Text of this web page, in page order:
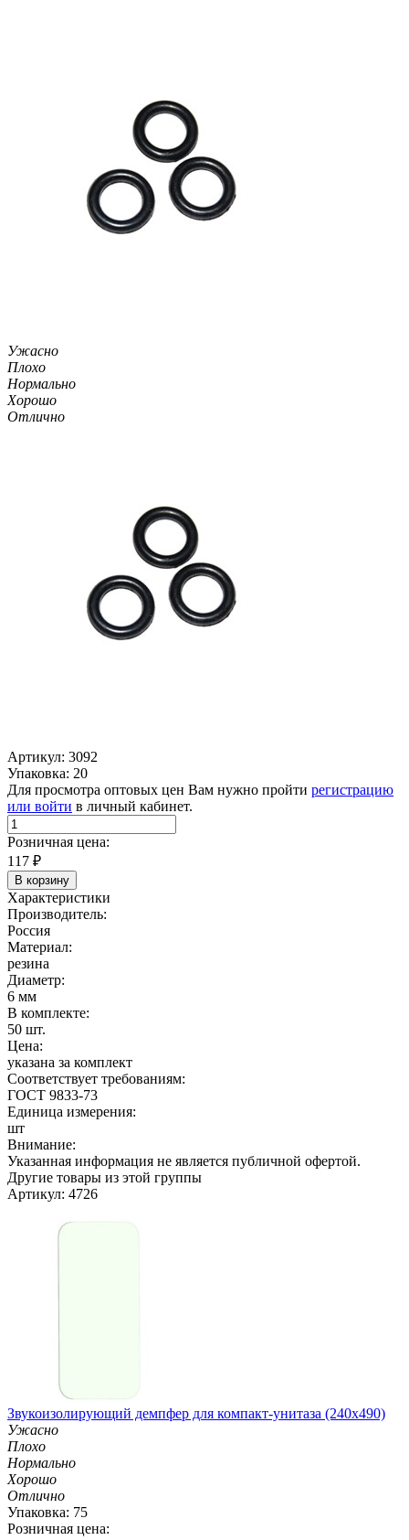
Ужасно
Плохо
Нормально
Хорошо
Отлично
Артикул: 3092
Упаковка: 20
Для просмотра оптовых цен Вам нужно пройти регистрацию
или войти в личный кабинет.
Розничная цена:
117 ₽
В корзину
Характеристики
Производитель:
Россия
Материал:
резина
Диаметр:
6 мм
В комплекте:
50 шт.
Цена:
указана за комплект
Соответствует требованиям:
ГОСТ 9833-73
Единица измерения:
шт
Внимание:
Указанная информация не является публичной офертой.
Другие товары из этой группы
Артикул: 4726
Звукоизолирующий демпфер для компакт-унитаза (240х490)
Ужасно
Плохо
Нормально
Хорошо
Отлично
Упаковка: 75
Розничная цена: